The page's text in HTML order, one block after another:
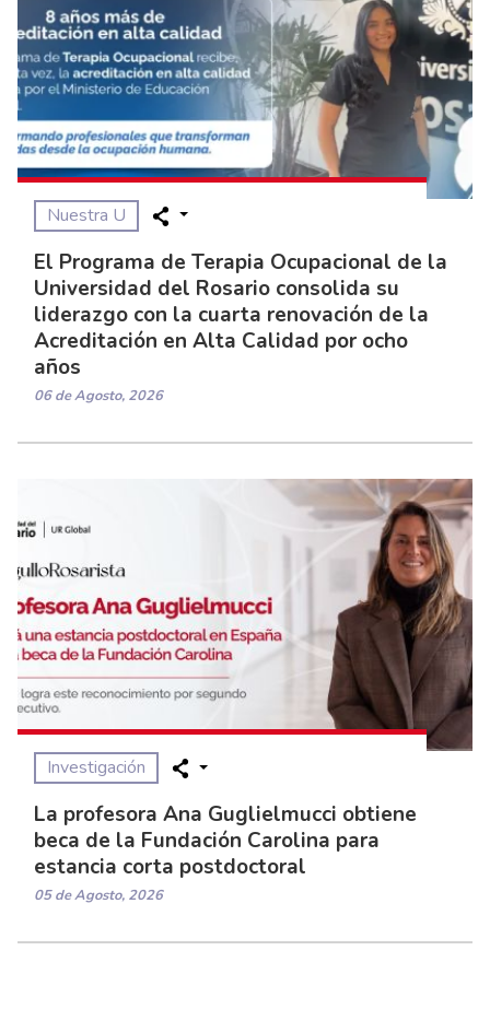
Nuestra U
El Programa de Terapia Ocupacional de la
Universidad del Rosario consolida su
liderazgo con la cuarta renovación de la
Acreditación en Alta Calidad por ocho
años
06 de Agosto, 2026
Investigación
La profesora Ana Guglielmucci obtiene
beca de la Fundación Carolina para
estancia corta postdoctoral
05 de Agosto, 2026